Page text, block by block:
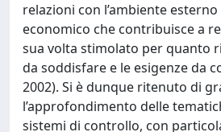
relazioni con l’ambiente esterno
economico che contribuisce a
sua volta stimolato per quanto
da soddisfare e le esigenze da
2002). Si è dunque ritenuto di
l’approfondimento delle
sistemi di controllo, con